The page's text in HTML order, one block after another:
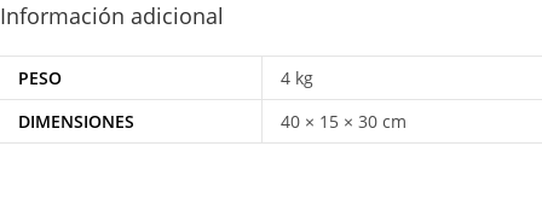
Información adicional
PESO
4 kg
DIMENSIONES
40 × 15 × 30 cm